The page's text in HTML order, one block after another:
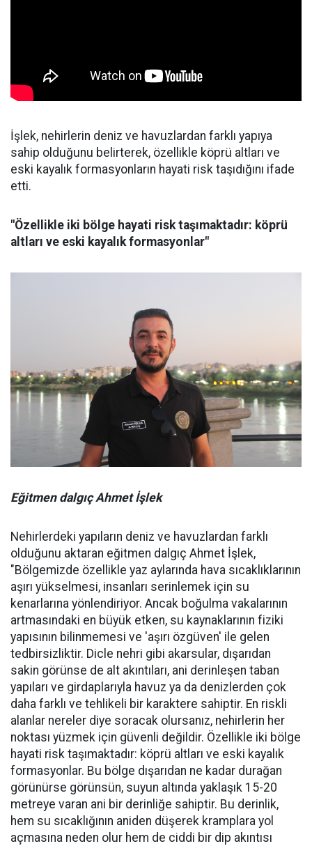
İşlek, nehirlerin deniz ve havuzlardan farklı yapıya
sahip olduğunu belirterek, özellikle köprü altları ve
eski kayalık formasyonların hayati risk taşıdığını ifade
etti.
"Özellikle iki bölge hayati risk taşımaktadır: köprü
altları ve eski kayalık formasyonlar"
Eğitmen dalgıç Ahmet İşlek
Nehirlerdeki yapıların deniz ve havuzlardan farklı
olduğunu aktaran eğitmen dalgıç Ahmet İşlek,
"Bölgemizde özellikle yaz aylarında hava sıcaklıklarının
aşırı yükselmesi, insanları serinlemek için su
kenarlarına yönlendiriyor. Ancak boğulma vakalarının
artmasındaki en büyük etken, su kaynaklarının fiziki
yapısının bilinmemesi ve 'aşırı özgüven' ile gelen
tedbirsizliktir. Dicle nehri gibi akarsular, dışarıdan
sakin görünse de alt akıntıları, ani derinleşen taban
yapıları ve girdaplarıyla havuz ya da denizlerden çok
daha farklı ve tehlikeli bir karaktere sahiptir. En riskli
alanlar nereler diye soracak olursanız, nehirlerin her
noktası yüzmek için güvenli değildir. Özellikle iki bölge
hayati risk taşımaktadır: köprü altları ve eski kayalık
formasyonlar. Bu bölge dışarıdan ne kadar durağan
görünürse görünsün, suyun altında yaklaşık 15-20
metreye varan ani bir derinliğe sahiptir. Bu derinlik,
hem su sıcaklığının aniden düşerek kramplara yol
açmasına neden olur hem de ciddi bir dip akıntısı